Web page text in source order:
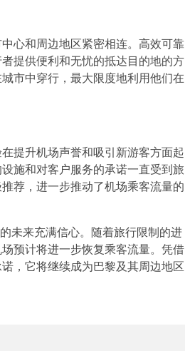
心和周边地区紧密相连。高效可靠
提供便利和无忧的抵达目的地的方
市中穿行，最大限度地利用他们在
提升机场声誉和吸引新游客方面起
施和对客户服务的承诺一直受到旅
荐，进一步推动了机场乘客流量的
未来充满信心。随着旅行限制的进
预计将进一步恢复乘客流量。凭借
，它将继续成为巴黎及其周边地区